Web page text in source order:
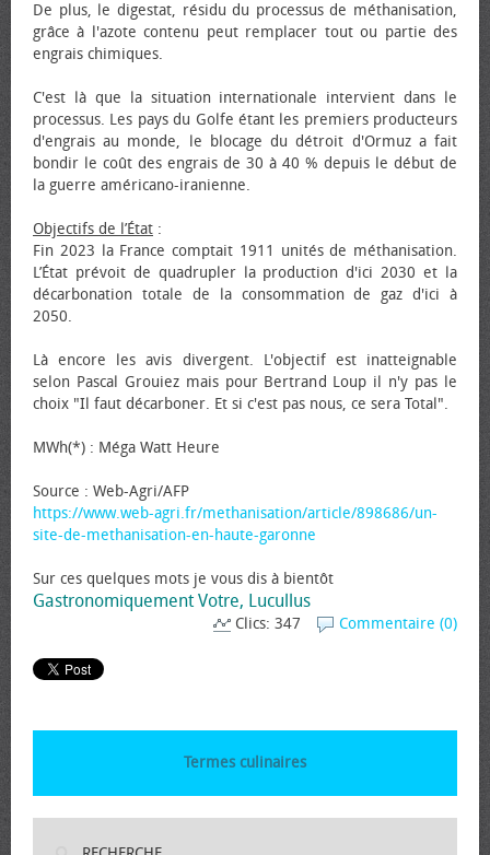
De plus, le digestat, résidu du processus de méthanisation,
grâce à l'azote contenu peut remplacer tout ou partie des
engrais chimiques.
C'est là que la situation internationale intervient dans le
processus. Les pays du Golfe étant les premiers producteurs
d'engrais au monde, le blocage du détroit d'Ormuz a fait
bondir le coût des engrais de 30 à 40 % depuis le début de
la guerre américano-iranienne.
Objectifs de l’État :
Fin 2023 la France comptait 1911 unités de méthanisation.
L’État prévoit de quadrupler la production d'ici 2030 et la
décarbonation totale de la consommation de gaz d'ici à
2050.
Là encore les avis divergent. L'objectif est inatteignable
selon Pascal Grouiez mais pour Bertrand Loup il n'y pas le
choix "Il faut décarboner. Et si c'est pas nous, ce sera Total".
MWh(*) : Méga Watt Heure
Source : Web-Agri/AFP
https://www.web-agri.fr/methanisation/article/898686/un-
site-de-methanisation-en-haute-garonne
Sur ces quelques mots je vous dis à bientôt
Gastronomiquement Votre, Lucullus
Commentaire (0)
Clics: 347
Termes culinaires